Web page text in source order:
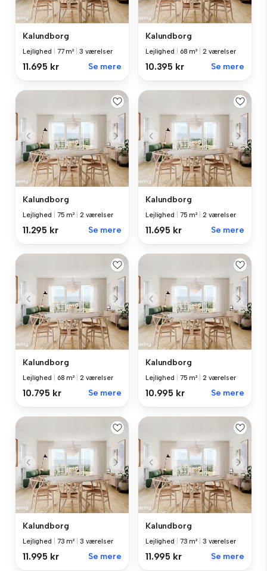
Kalundborg
Lejlighed 77 m² 3 værelser
11.695 kr Se mere
Kalundborg
Lejlighed 68 m² 2 værelser
10.395 kr Se mere
Kalundborg
Lejlighed 75 m² 2 værelser
11.295 kr Se mere
Kalundborg
Lejlighed 75 m² 2 værelser
11.695 kr Se mere
Kalundborg
Lejlighed 68 m² 2 værelser
10.795 kr Se mere
Kalundborg
Lejlighed 75 m² 2 værelser
10.995 kr Se mere
Kalundborg
Lejlighed 73 m² 3 værelser
11.995 kr Se mere
Kalundborg
Lejlighed 73 m² 3 værelser
11.995 kr Se mere